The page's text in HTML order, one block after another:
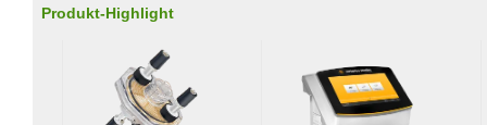
Produkt-Highlight